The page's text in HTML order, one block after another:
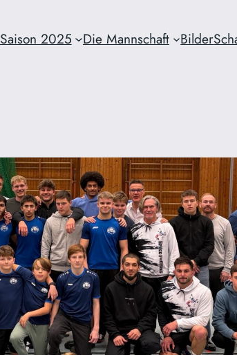
Saison 2025 Die Mannschaft Bilder